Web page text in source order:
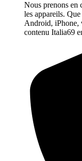
Nous prenons en
les appareils.
Android, iPhone,
contenu Italia69